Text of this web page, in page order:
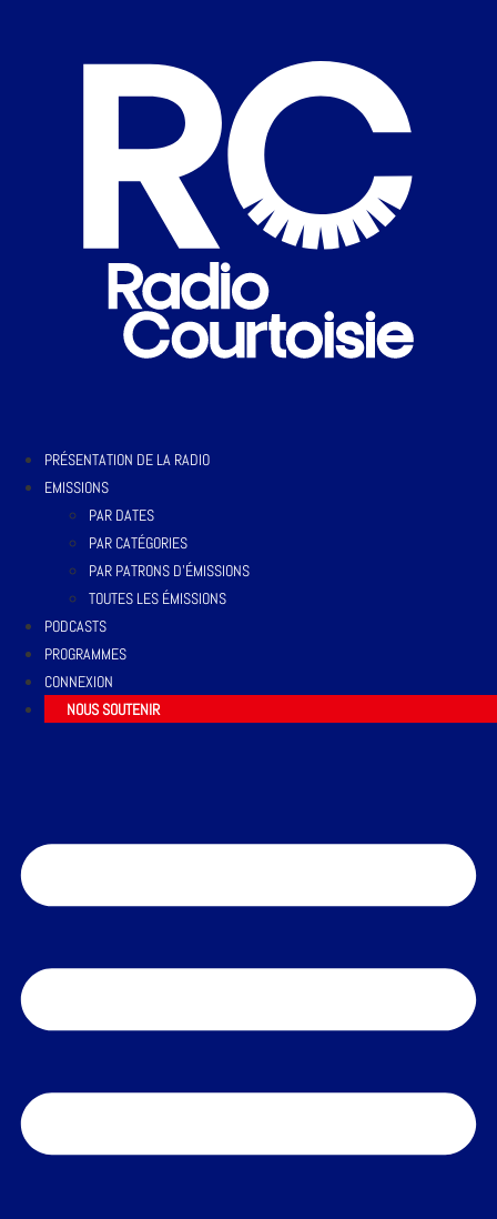
PRÉSENTATION DE LA RADIO
EMISSIONS
PAR DATES
PAR CATÉGORIES
PAR PATRONS D’ÉMISSIONS
TOUTES LES ÉMISSIONS
PODCASTS
PROGRAMMES
CONNEXION
NOUS SOUTENIR